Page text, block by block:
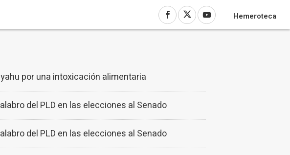
Hemeroteca
por una intoxicación alimentaria
del PLD en las elecciones al Senado
del PLD en las elecciones al Senado